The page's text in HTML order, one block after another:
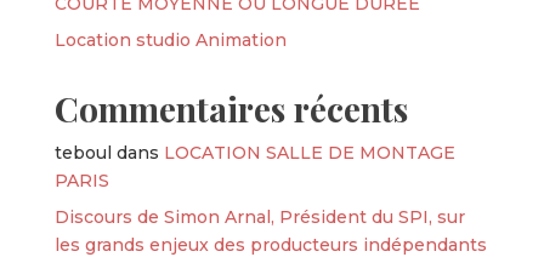
Location studio Animation
Commentaires récents
teboul dans LOCATION SALLE DE MONTAGE
PARIS
Discours de Simon Arnal, Président du SPI, sur
les grands enjeux des producteurs indépendants